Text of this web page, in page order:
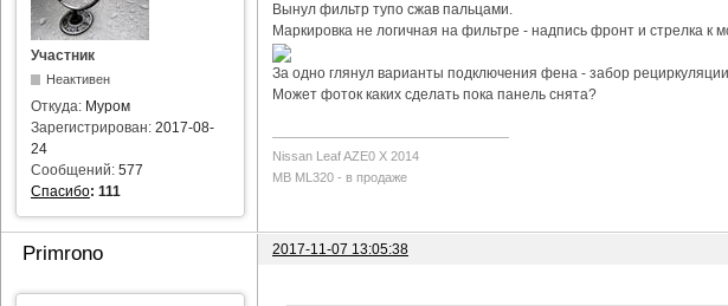
Участник
Неактивен
Откуда: Муром
Зарегистрирован: 2017-08-
24
Сообщений: 577
Спасибо: 111
Вынул фильтр тупо сжав пальцами.
Маркировка не логичная на фильтре - надпись фронт и стрелка к
За одно глянул варианты подключения фена - забор
Может фоток каких сделать пока панель снята?
Nissan Leaf AZE0 X 2014
MB ML320 - в продаже
Primrono 2017-11-07 13:05:38